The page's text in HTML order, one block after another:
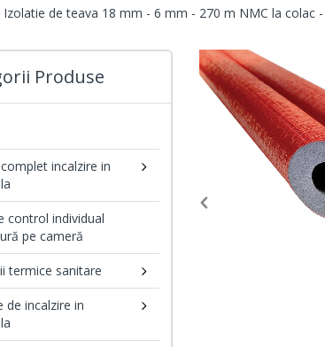
Izolatie de teava 18 mm - 6 mm - 270 m NMC la colac -
Produse
incalzire in
control individual
pe cameră
termice sanitare
de incalzire in